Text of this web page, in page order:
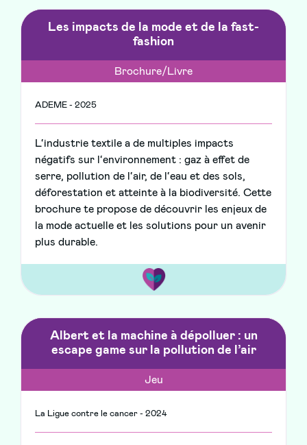
Les impacts de la mode et de la fast-
fashion
Brochure/Livre
ADEME - 2025
L‘industrie textile a de multiples impacts
négatifs sur l‘environnement : gaz à effet de
serre, pollution de l‘air, de l‘eau et des sols,
déforestation et atteinte à la biodiversité. Cette
brochure te propose de découvrir les enjeux de
la mode actuelle et les solutions pour un avenir
plus durable.
Albert et la machine à dépolluer : un
escape game sur la pollution de l’air
Jeu
La Ligue contre le cancer - 2024